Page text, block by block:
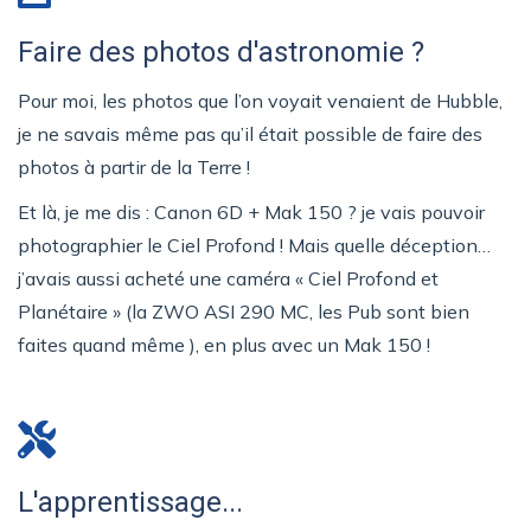
Faire des photos d'astronomie ?
Pour moi, les photos que l’on voyait venaient de Hubble,
je ne savais même pas qu’il était possible de faire des
photos à partir de la Terre !
Et là, je me dis : Canon 6D + Mak 150 ? je vais pouvoir
photographier le Ciel Profond ! Mais quelle déception…
j’avais aussi acheté une caméra « Ciel Profond et
Planétaire » (la ZWO ASI 290 MC, les Pub sont bien
faites quand même ), en plus avec un Mak 150 !
L'apprentissage...